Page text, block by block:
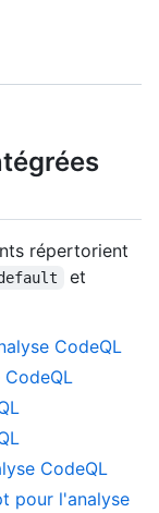
répertorient
et
CodeQL
CodeQL
CodeQL
pour l'analyse